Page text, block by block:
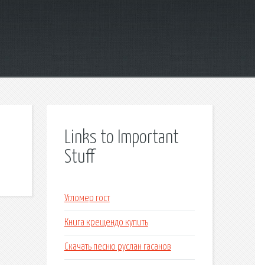
Links to Important
Stuff
Угломер гост
Книга крещендо купить
Скачать песню руслан гасанов